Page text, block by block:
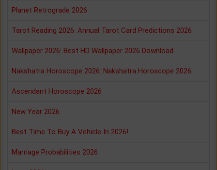
Planet Retrograde 2026
Tarot Reading 2026: Annual Tarot Card Predictions 2026
Wallpaper 2026: Best HD Wallpaper 2026 Download
Nakshatra Horoscope 2026: Nakshatra Horoscope 2026
Ascendant Horoscope 2026
New Year 2026
Best Time To Buy A Vehicle In 2026!
Marriage Probabilities 2026